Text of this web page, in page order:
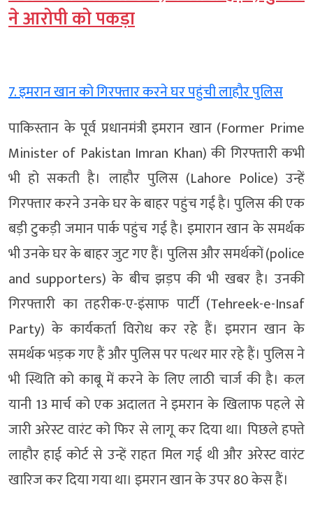
ने आरोपी को पकड़ा
7. इमरान खान को गिरफ्तार करने घर पहुंची लाहौर पुलिस
पाकिस्तान के पूर्व प्रधानमंत्री इमरान खान (Former Prime
Minister of Pakistan Imran Khan) की गिरफ्तारी कभी
भी हो सकती है। लाहौर पुलिस (Lahore Police) उन्हें
गिरफ्तार करने उनके घर के बाहर पहुंच गई है। पुलिस की एक
बड़ी टुकड़ी जमान पार्क पहुंच गई है। इमारान खान के समर्थक
भी उनके घर के बाहर जुट गए हैं। पुलिस और समर्थकों (police
and supporters) के बीच झड़प की भी खबर है। उनकी
गिरफ्तारी का तहरीक-ए-इंसाफ पार्टी (Tehreek-e-Insaf
Party) के कार्यकर्ता विरोध कर रहे हैं। इमरान खान के
समर्थक भड़क गए हैं और पुलिस पर पत्थर मार रहे हैं। पुलिस ने
भी स्थिति को काबू में करने के लिए लाठी चार्ज की है। कल
यानी 13 मार्च को एक अदालत ने इमरान के खिलाफ पहले से
जारी अरेस्ट वारंट को फिर से लागू कर दिया था। पिछले हफ्ते
लाहौर हाई कोर्ट से उन्हें राहत मिल गई थी और अरेस्ट वारंट
खारिज कर दिया गया था। इमरान खान के उपर 80 केस हैं।